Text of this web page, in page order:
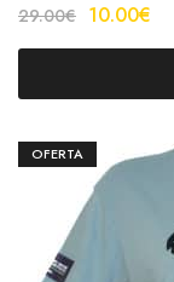
29.00€ 10.00€
OFERTA